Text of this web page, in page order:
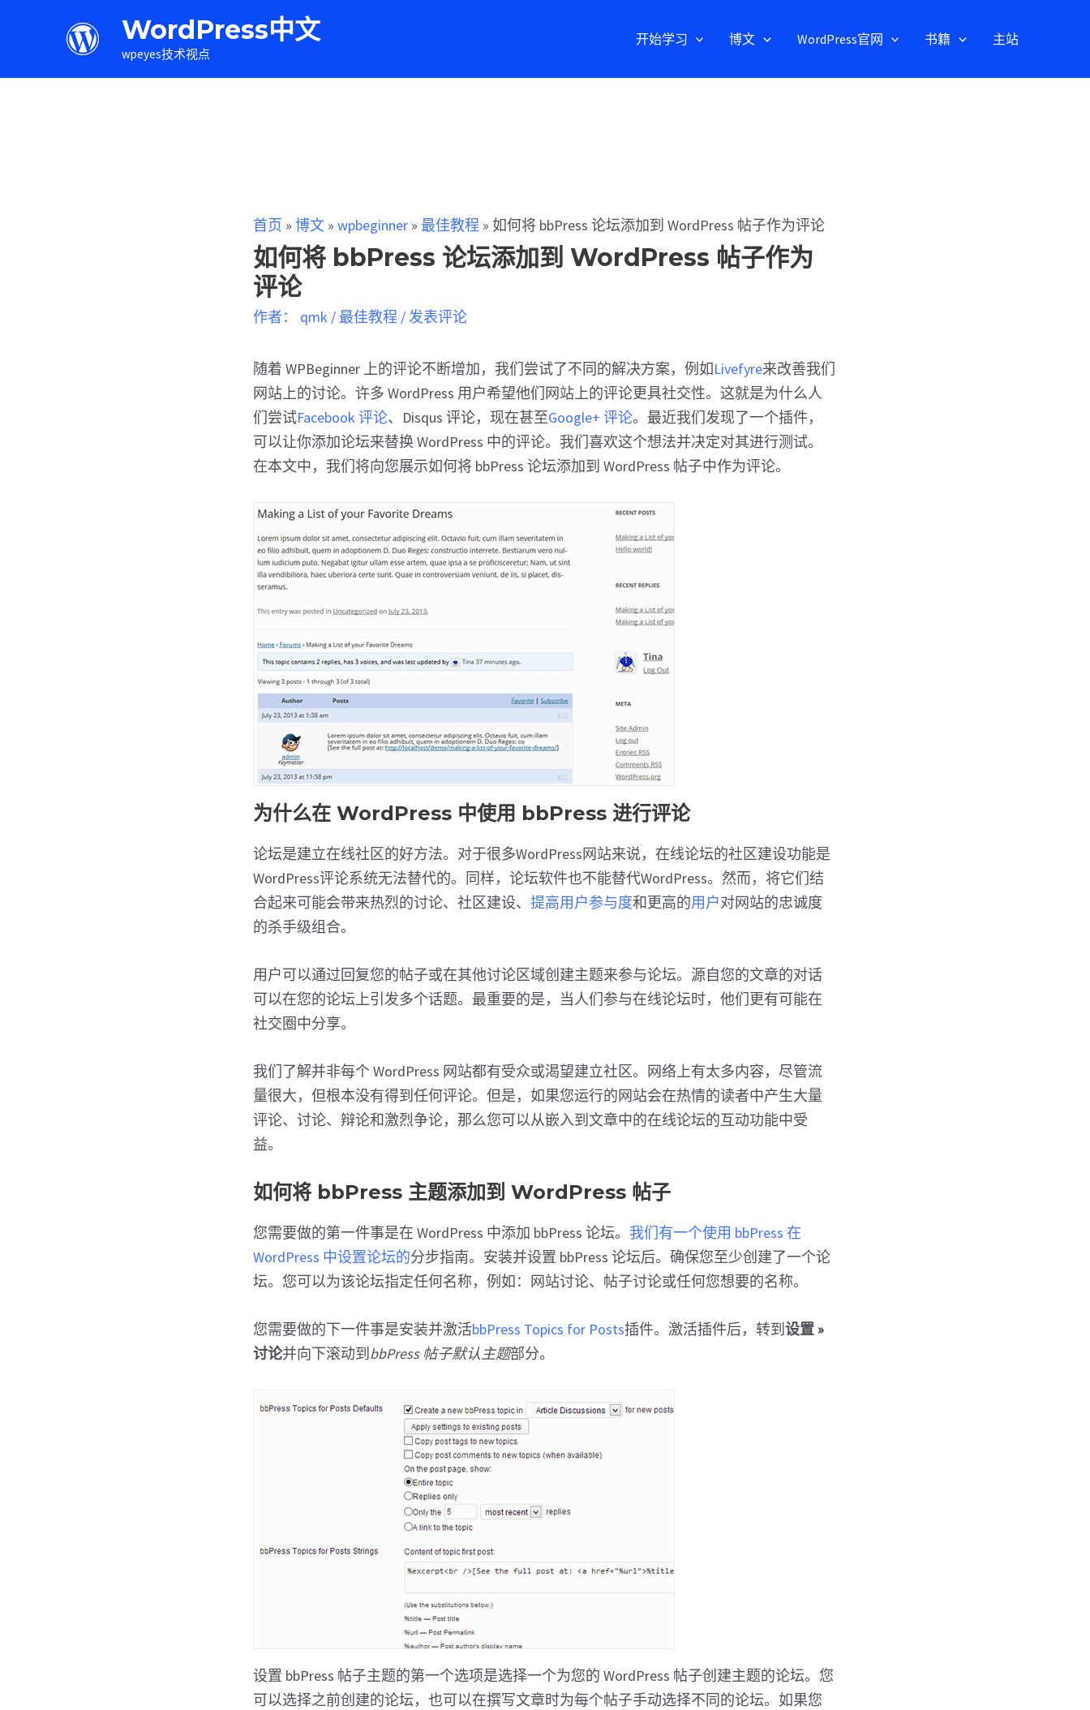
WordPress中文
wpeyes技术视点
开始学习 博文 WordPress官网 书籍 主站
首页 »博文 »wpbeginner » 最佳教程 »如何将 bbPress 论坛添加到 WordPress 帖子作为评论
如何将 bbPress 论坛添加到 WordPress 帖子作为
评论
作者： qmk / 最佳教程 /发表评论
随着 WPBeginner 上的评论不断增加，我们尝试了不同的解决方案，例如Livefyre来改善我们
网站上的讨论。许多 WordPress 用户希望他们网站上的评论更具社交性。这就是为什么人
们尝试Facebook 评论、Disqus 评论，现在甚至Google+ 评论。最近我们发现了一个插件，
可以让你添加论坛来替换 WordPress 中的评论。我们喜欢这个想法并决定对其进行测试。
在本文中，我们将向您展示如何将 bbPress 论坛添加到 WordPress 帖子中作为评论。
为什么在 WordPress 中使用 bbPress 进行评论
论坛是建立在线社区的好方法。对于很多WordPress网站来说，在线论坛的社区建设功能是
WordPress评论系统无法替代的。同样，论坛软件也不能替代WordPress。然而，将它们结
合起来可能会带来热烈的讨论、社区建设、提高用户参与度和更高的用户对网站的忠诚度
的杀手级组合。
用户可以通过回复您的帖子或在其他讨论区域创建主题来参与论坛。源自您的文章的对话
可以在您的论坛上引发多个话题。最重要的是，当人们参与在线论坛时，他们更有可能在
社交圈中分享。
我们了解并非每个 WordPress 网站都有受众或渴望建立社区。网络上有太多内容，尽管流
量很大，但根本没有得到任何评论。但是，如果您运行的网站会在热情的读者中产生大量
评论、讨论、辩论和激烈争论，那么您可以从嵌入到文章中的在线论坛的互动功能中受
益。
如何将 bbPress 主题添加到 WordPress 帖子
您需要做的第一件事是在 WordPress 中添加 bbPress 论坛。 我们有一个使用 bbPress 在
WordPress 中设置论坛的分步指南。安装并设置 bbPress 论坛后。确保您至少创建了一个论
坛。您可以为该论坛指定任何名称，例如：网站讨论、帖子讨论或任何您想要的名称。
您需要做的下一件事是安装并激活bbPress Topics for Posts插件。激活插件后，转到设置 »
讨论并向下滚动到 bbPress 帖子默认主题部分。
设置 bbPress 帖子主题的第一个选项是选择一个为您的 WordPress 帖子创建主题的论坛。您
可以选择之前创建的论坛，也可以在撰写文章时为每个帖子手动选择不同的论坛。如果您